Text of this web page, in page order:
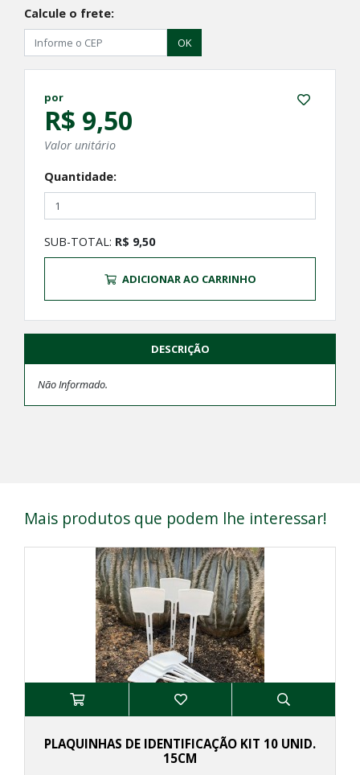
Calcule o frete:
OK
por
R$ 9,50
Valor unitário
Quantidade:
SUB-TOTAL: R$ 9,50
ADICIONAR AO CARRINHO
DESCRIÇÃO
Não Informado.
Mais produtos que podem lhe interessar!
PLAQUINHAS DE IDENTIFICAÇÃO KIT 10 UNID.
15CM